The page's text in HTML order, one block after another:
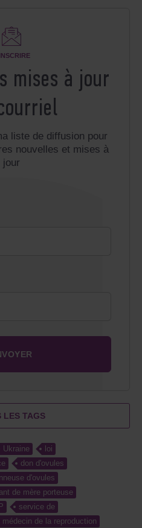
mises à jour
liste de diffusion pour
nouvelles et mises à
jour
LES TAGS
Ukraine
loi
don d'ovules
d'ovules
de mère porteuse
service de
médecin de la reproduction